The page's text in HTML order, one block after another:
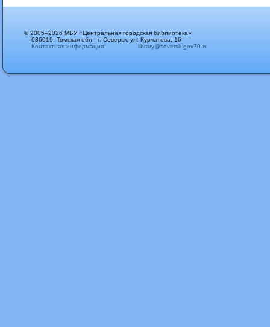
© 2005–2026 МБУ «Центральная городская библиотека»
636019, Томская обл., г. Северск, ул. Курчатова, 16
Контактная информация
library@seversk.gov70.ru